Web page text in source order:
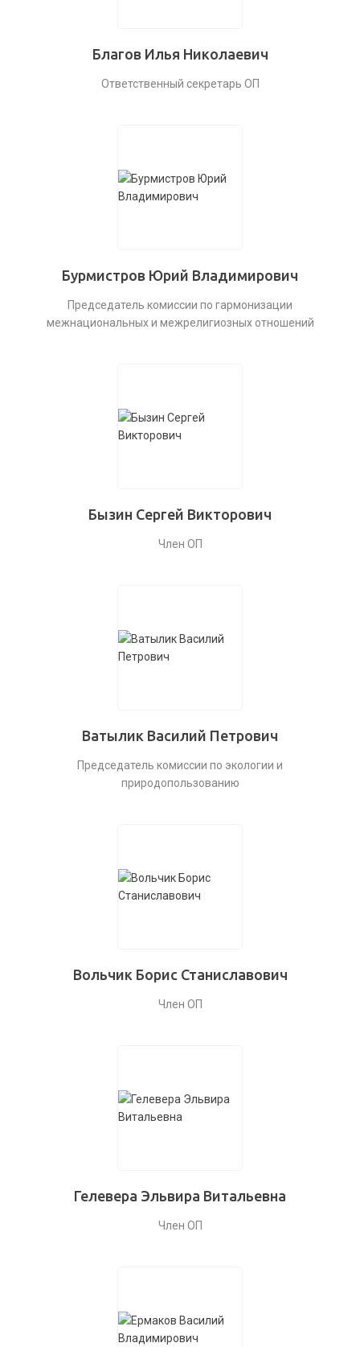
Благов Илья Николаевич
Ответственный секретарь ОП
Бурмистров Юрий Владимирович
Председатель комиссии по гармонизации
межнациональных и межрелигиозных отношений
Бызин Сергей Викторович
Член ОП
Ватылик Василий Петрович
Председатель комиссии по экологии и
природопользованию
Вольчик Борис Станиславович
Член ОП
Гелевера Эльвира Витальевна
Член ОП